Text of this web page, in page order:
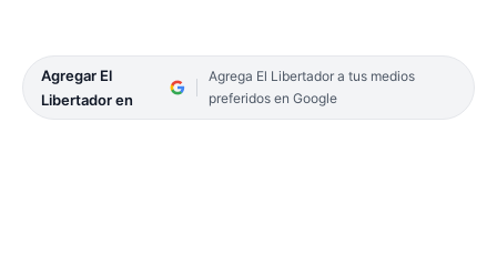
Agregar El
Libertador en
Agrega El Libertador a tus medios
preferidos en Google